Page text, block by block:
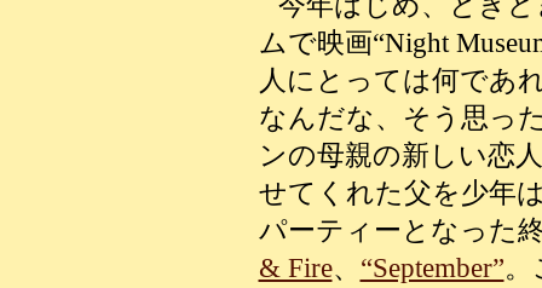
ムで映画“Night
人にとっては何であ
なんだな、そう思っ
ンの母親の新しい恋
せてくれた父を少年
パーティーとなった
& Fire、 “September”。